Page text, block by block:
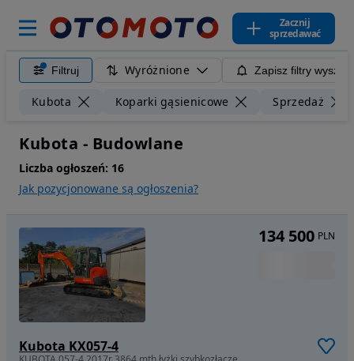
Zacznij
sprzedawać
Filtruj Wyróżnione Zapisz filtry
Kubota Koparki gąsienicowe Sprzedaż
Kubota - Budowlane
Liczba ogłoszeń: 16
Jak pozycjonowane są ogłoszenia?
Kubota KX057-4
134 500 PLN